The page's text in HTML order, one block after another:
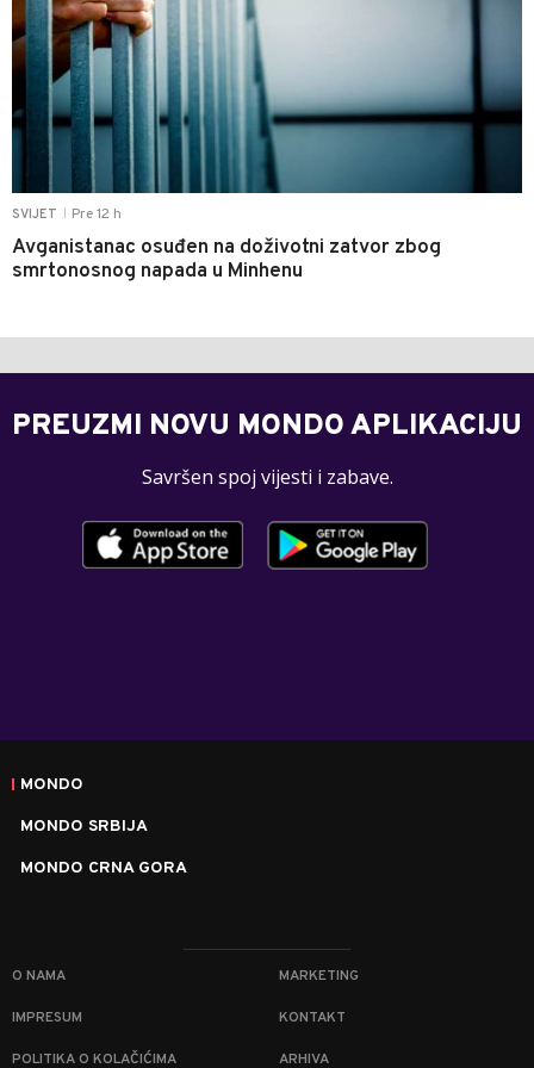
SVIJET Pre 12 h
Avganistanac osuđen na doživotni zatvor zbog
smrtonosnog napada u Minhenu
PREUZMI NOVU MONDO APLIKACIJU
Savršen spoj vijesti i zabave.
MONDO
MONDO SRBIJA
MONDO CRNA GORA
O NAMA MARKETING
IMPRESUM KONTAKT
POLITIKA O KOLAČIĆIMA ARHIVA